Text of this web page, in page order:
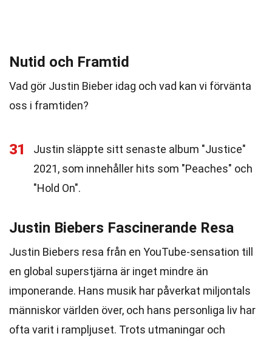
Nutid och Framtid
Vad gör Justin Bieber idag och vad kan vi förvänta
oss i framtiden?
31
Justin släppte sitt senaste album "Justice"
2021, som innehåller hits som "Peaches" och
"Hold On".
Justin Biebers Fascinerande Resa
Justin Biebers resa från en YouTube-sensation till
en global superstjärna är inget mindre än
imponerande. Hans musik har påverkat miljontals
människor världen över, och hans personliga liv har
ofta varit i rampljuset. Trots utmaningar och